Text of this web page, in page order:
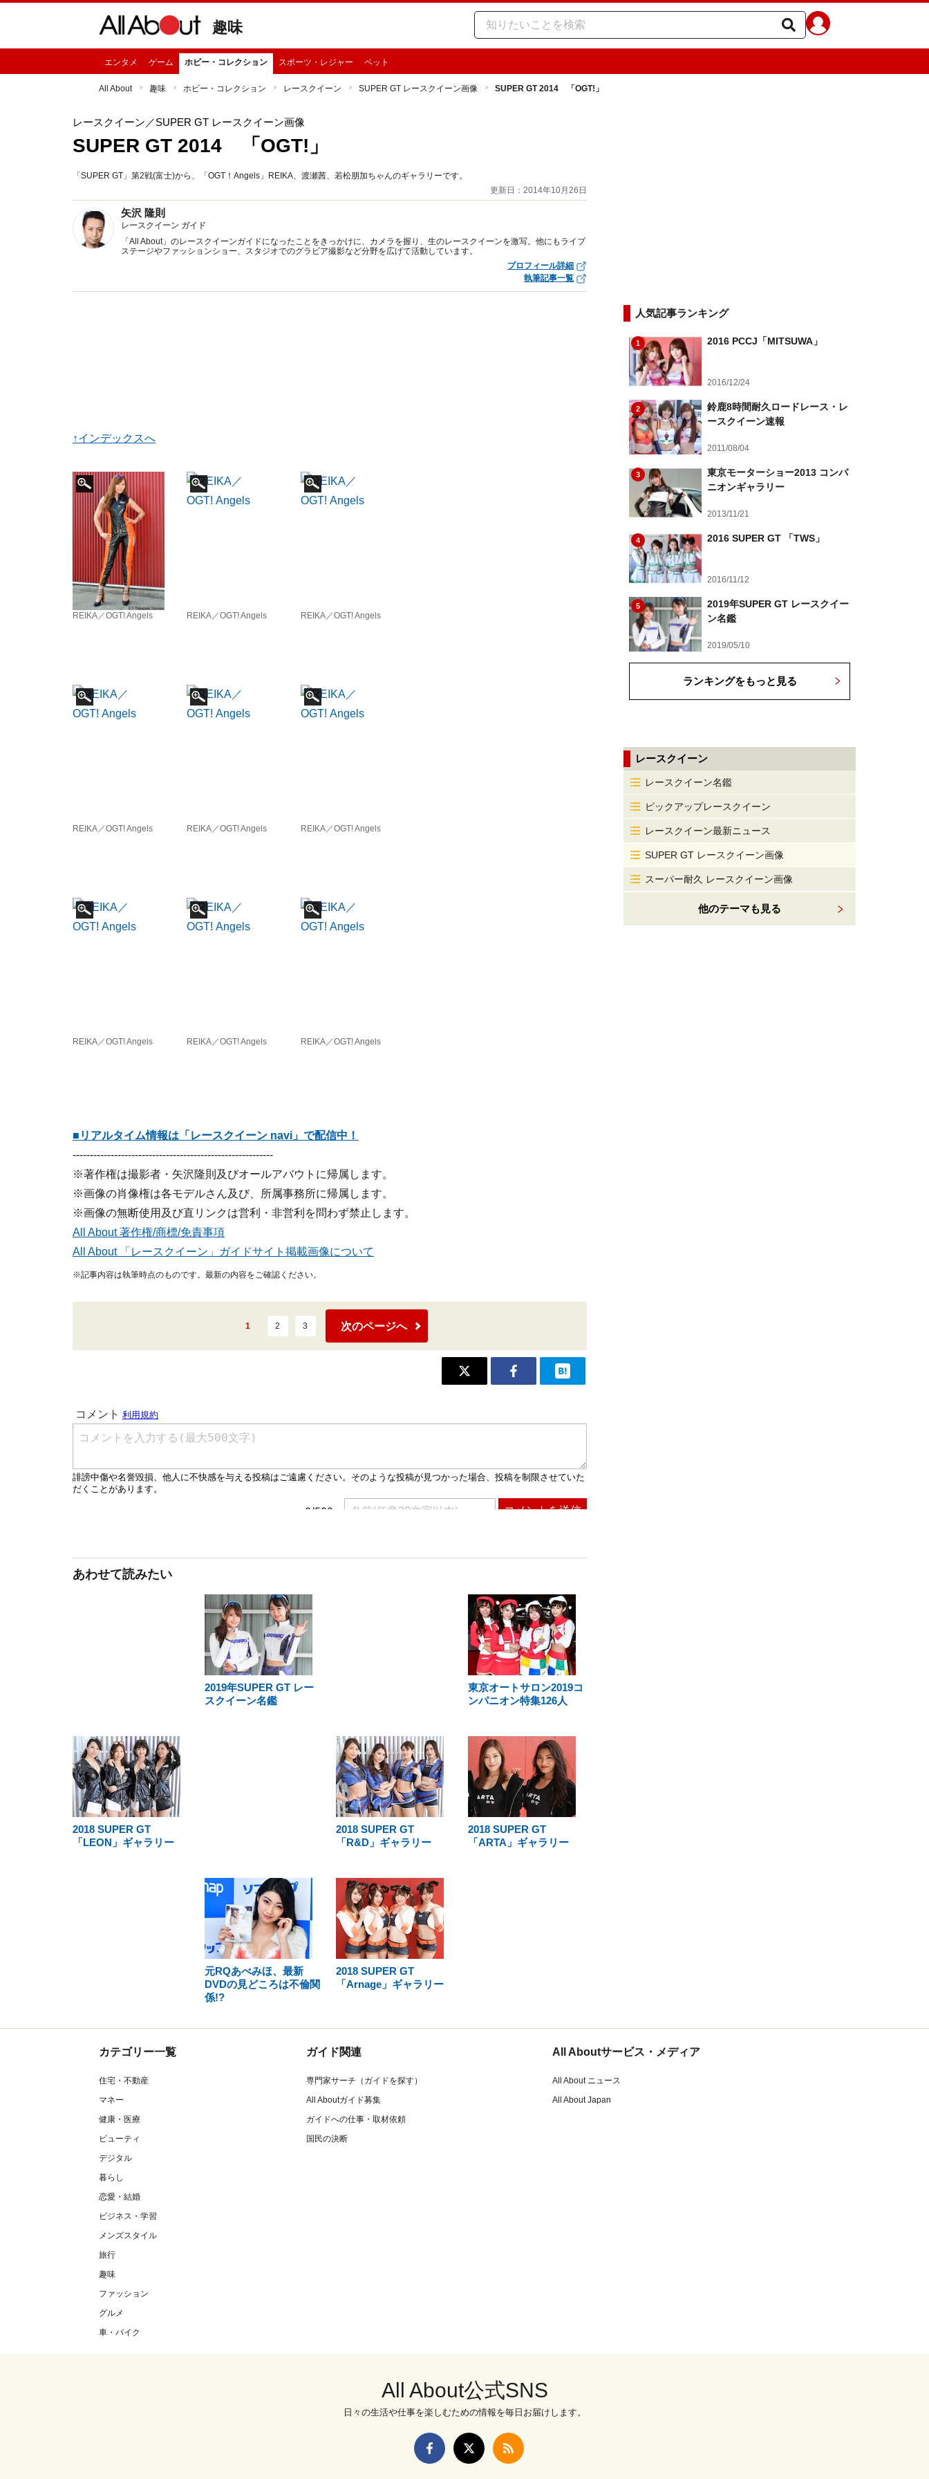
趣味
エンタメ ゲーム ホビー・コレクション スポーツ・レジャー ペット
All About 趣味 ホビー・コレクション レースクイーン SUPER GT レースクイーン画像 SUPER GT 2014 「OGT!」
レースクイーン ／SUPER GT レースクイーン画像
SUPER GT 2014 「OGT!」
「SUPER GT」第2戦(富士)から、「OGT！Angels」REIKA、渡瀬茜、若松朋加ちゃんのギャラリーです。
更新日：2014年10月26日
矢沢 隆則
レースクイーン ガイド
「All About」のレースクイーンガイドになったことをきっかけに、カメラを握り、生のレースクイーンを激写。他にもライブ
ステージやファッションショー、スタジオでのグラビア撮影など分野を広げて活動しています。
プロフィール詳細
執筆記事一覧
↑インデックスへ
REIKA／OGT! Angels REIKA／OGT! Angels REIKA／OGT! Angels
REIKA／OGT! Angels REIKA／OGT! Angels REIKA／OGT! Angels
REIKA／OGT! Angels REIKA／OGT! Angels REIKA／OGT! Angels
■リアルタイム情報は「レースクイーン navi」で配信中！
----------------------------------------------------------
※著作権は撮影者・矢沢隆則及びオールアバウトに帰属します。
※画像の肖像権は各モデルさん及び、所属事務所に帰属します。
※画像の無断使用及び直リンクは営利・非営利を問わず禁止します。
All About 著作権/商標/免責事項
All About 「レースクイーン」ガイドサイト掲載画像について
※記事内容は執筆時点のものです。最新の内容をご確認ください。
1 2 3 次のページへ
あわせて読みたい
2019年SUPER GT レー
スクイーン名鑑
東京オートサロン2019コ
ンパニオン特集126人
2018 SUPER GT
「LEON」ギャラリー
2018 SUPER GT
「R&D」ギャラリー
2018 SUPER GT
「ARTA」ギャラリー
元RQあべみほ、最新
DVDの見どころは不倫関
係!?
2018 SUPER GT
「Arnage」ギャラリー
人気記事ランキング
1 2016 PCCJ「MITSUWA」
2016/12/24
2
鈴鹿8時間耐久ロードレース・レ
ースクイーン速報
2011/08/04
3
東京モーターショー2013 コンパ
ニオンギャラリー
2013/11/21
4 2016 SUPER GT 「TWS」
2016/11/12
5
2019年SUPER GT レースクイー
ン名鑑
2019/05/10
ランキングをもっと見る
レースクイーン
レースクイーン名鑑
ピックアップレースクイーン
レースクイーン最新ニュース
SUPER GT レースクイーン画像
スーパー耐久 レースクイーン画像
他のテーマも見る
カテゴリー一覧
住宅・不動産
マネー
健康・医療
ビューティ
デジタル
暮らし
恋愛・結婚
ビジネス・学習
メンズスタイル
旅行
趣味
ファッション
グルメ
車・バイク
ガイド関連
専門家サーチ（ガイドを探す）
All Aboutガイド募集
ガイドへの仕事・取材依頼
国民の決断
All Aboutサービス・メディア
All About ニュース
All About Japan
All About公式SNS
日々の生活や仕事を楽しむための情報を毎日お届けします。